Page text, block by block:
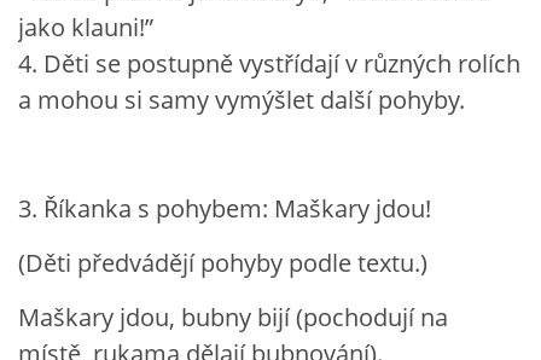
jako klauni!”
4. Děti se postupně vystřídají v různých rolích
a mohou si samy vymýšlet další pohyby.
3. Říkanka s pohybem: Maškary jdou!
(Děti předvádějí pohyby podle textu.)
Maškary jdou, bubny bijí (pochodují na
místě, rukama dělají bubnování).